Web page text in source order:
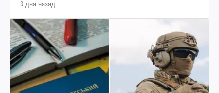
3 дня назад